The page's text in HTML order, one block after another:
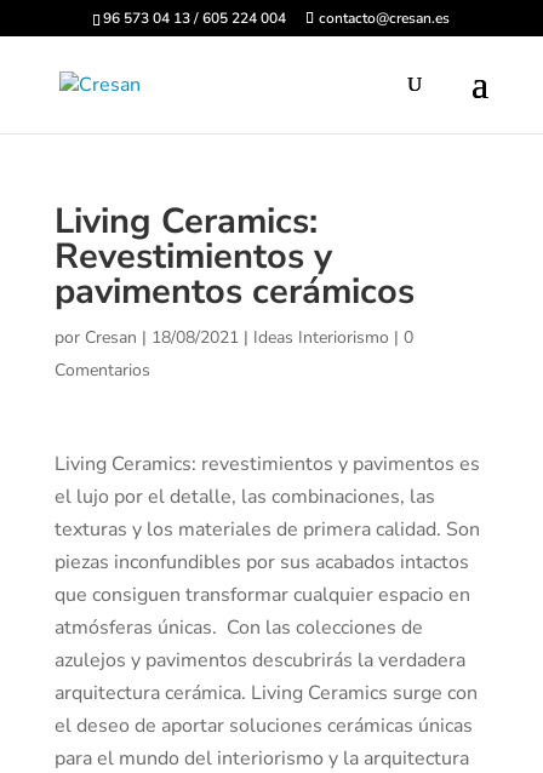
96 573 04 13 / 605 224 004 contacto@cresan.es
Living Ceramics:
Revestimientos y
pavimentos cerámicos
por Cresan | 18/08/2021| Ideas Interiorismo | 0
Comentarios
Living Ceramics: revestimientos y pavimentos es
el lujo por el detalle, las combinaciones, las
texturas y los materiales de primera calidad. Son
piezas inconfundibles por sus acabados intactos
que consiguen transformar cualquier espacio en
atmósferas únicas. Con las colecciones de
azulejos y pavimentos descubrirás la verdadera
arquitectura cerámica. Living Ceramics surge con
el deseo de aportar soluciones cerámicas únicas
para el mundo del interiorismo y la arquitectura